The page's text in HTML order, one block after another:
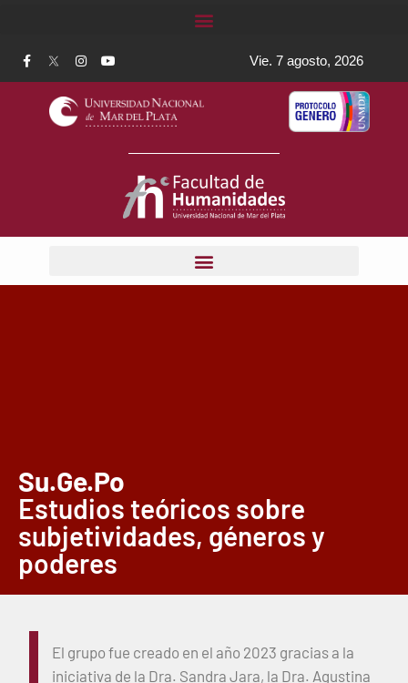
Vie. 7 agosto, 2026
Su.Ge.Po
Estudios teóricos sobre
subjetividades, géneros y
poderes
El grupo fue creado en el año 2023 gracias a la
iniciativa de la Dra. Sandra Jara, la Dra. Agustina